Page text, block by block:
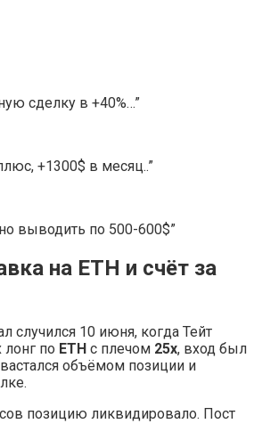
сделку в +40%…”
+1300$ в месяц..”
выводить по 500-600$”
на ETH и счёт за
случился 10 июня, когда Тейт
по ETH с плечом 25x, вход был
объёмом позиции и
позицию ликвидировало. Пост